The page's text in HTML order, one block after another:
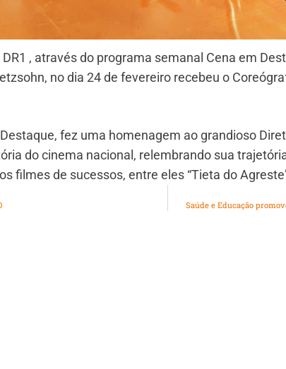
, através do programa semanal Cena em
no dia 24 de fevereiro recebeu o
fez uma homenagem ao grandioso
do cinema nacional, relembrando sua
filmes de sucessos, entre eles “Tieta do
Saúde e Educação